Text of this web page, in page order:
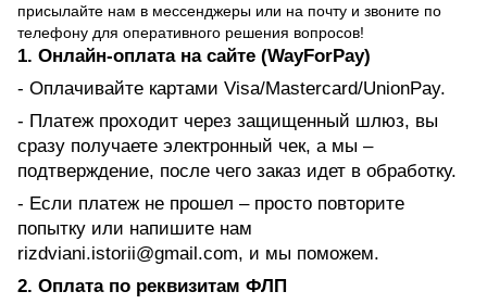
присылайте нам в мессенджеры или на почту и звоните по
телефону для оперативного решения вопросов!
1. Онлайн-оплата на сайте (WayForPay)
- Оплачивайте картами Visa/Mastercard/UnionPay.
- Платеж проходит через защищенный шлюз, вы
сразу получаете электронный чек, а мы –
подтверждение, после чего заказ идет в обработку.
- Если платеж не прошел – просто повторите
попытку или напишите нам
rizdviani.istorii@gmail.com, и мы поможем.
2. Оплата по реквизитам ФЛП